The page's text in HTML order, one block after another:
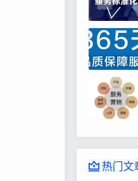
热门文